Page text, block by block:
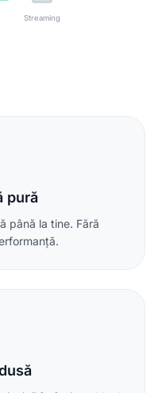
Streaming
pură
până la tine. Fără